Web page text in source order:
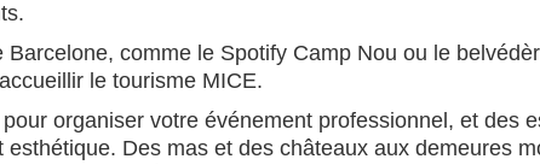
Barcelone, comme le Spotify Camp Nou ou le
le tourisme MICE.
organiser votre événement professionnel, et des
Des mas et des châteaux aux demeures